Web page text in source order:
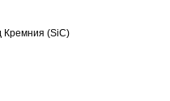
Кремния (SiC)